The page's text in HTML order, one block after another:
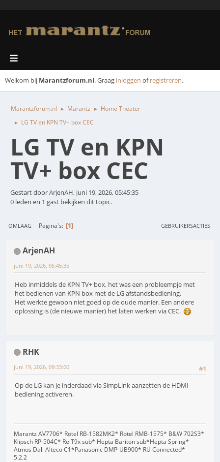
Welkom bij Marantzforum.nl. Graag inloggen ofregistreren.
Marantzforum.nl ► Marantz ► Home Theater
► LG TV en KPN TV+ box CEC
LG TV en KPN
TV+ box CEC
Gestart door ArjenAH, juni 19, 2026, 05:45:35
0 leden en 1 gast bekijken dit topic.
OMLAAG Pagina's 1 GEBRUIKERSACTIES
ArjenAH
juni 19, 2026, 05:45:35
Heb inmiddels de KPN TV+ box, het was een probleempje met
het bedienen van KPN box met de LG afstandsbediening.
Het werkte gewoon niet goed op de oude manier. Een andere
oplossing is (de nieuwe manier) het laten werken via CEC.
RHK
#1
juni 19, 2026, 09:33:00
Op de LG kan je inderdaad via SimpLink aanzetten de HDMI
bediening activeren.
Marantz AV7706* Rotel RB-1582MK2* Rotel RMB-1575* B&W 702S3*
Klipsch RP-504C* RelT9x sub* Hepta Bariton sub*Hepta Spring*
Atmos Dali Alteco C1*Panasonic DMP-UB900* RU Connected*
5.2.2